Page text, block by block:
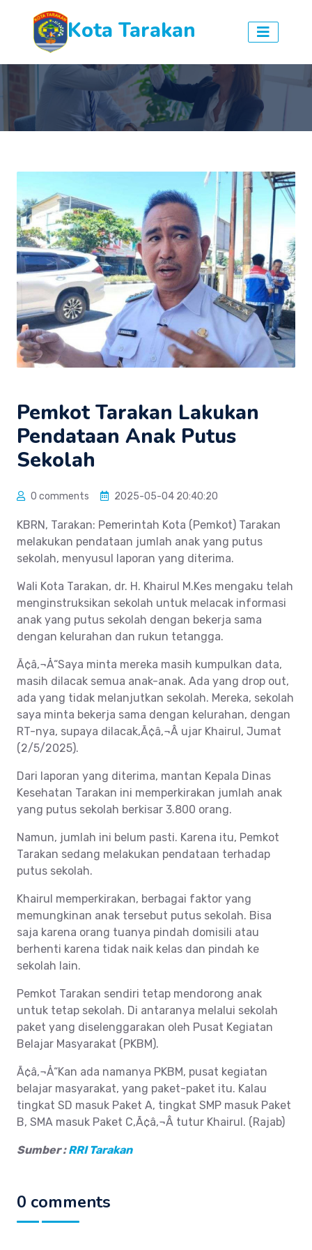
Kota Tarakan
Pemkot Tarakan Lakukan
Pendataan Anak Putus
Sekolah
0 comments 2025-05-04 20:40:20
KBRN, Tarakan: Pemerintah Kota (Pemkot) Tarakan
melakukan pendataan jumlah anak yang putus
sekolah, menyusul laporan yang diterima.
Wali Kota Tarakan, dr. H. Khairul M.Kes mengaku telah
menginstruksikan sekolah untuk melacak informasi
anak yang putus sekolah dengan bekerja sama
dengan kelurahan dan rukun tetangga.
Ã¢â‚¬Å“Saya minta mereka masih kumpulkan data,
masih dilacak semua anak-anak. Ada yang drop out,
ada yang tidak melanjutkan sekolah. Mereka, sekolah
saya minta bekerja sama dengan kelurahan, dengan
RT-nya, supaya dilacak,Ã¢â‚¬Â ujar Khairul, Jumat
(2/5/2025).
Dari laporan yang diterima, mantan Kepala Dinas
Kesehatan Tarakan ini memperkirakan jumlah anak
yang putus sekolah berkisar 3.800 orang.
Namun, jumlah ini belum pasti. Karena itu, Pemkot
Tarakan sedang melakukan pendataan terhadap
putus sekolah.
Khairul memperkirakan, berbagai faktor yang
memungkinan anak tersebut putus sekolah. Bisa
saja karena orang tuanya pindah domisili atau
berhenti karena tidak naik kelas dan pindah ke
sekolah lain.
Pemkot Tarakan sendiri tetap mendorong anak
untuk tetap sekolah. Di antaranya melalui sekolah
paket yang diselenggarakan oleh Pusat Kegiatan
Belajar Masyarakat (PKBM).
Ã¢â‚¬Å“Kan ada namanya PKBM, pusat kegiatan
belajar masyarakat, yang paket-paket itu. Kalau
tingkat SD masuk Paket A, tingkat SMP masuk Paket
B, SMA masuk Paket C,Ã¢â‚¬Â tutur Khairul. (Rajab)
Sumber :RRI Tarakan
0 comments